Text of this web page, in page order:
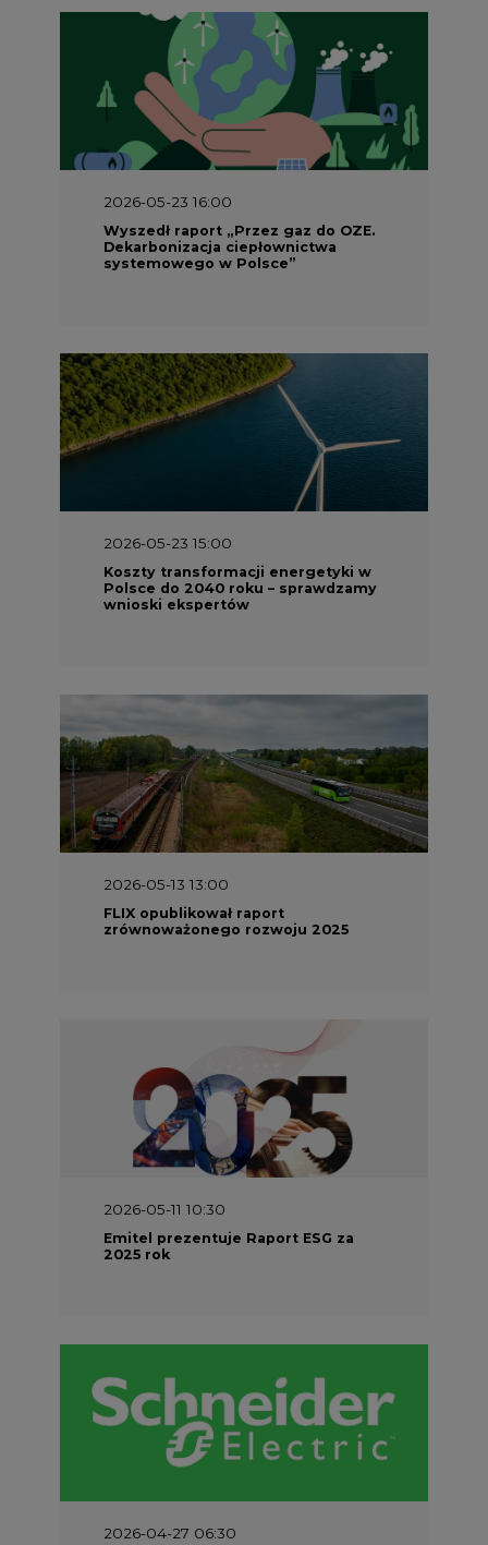
2026-05-23 16:00
Wyszedł raport „Przez gaz do OZE.
Dekarbonizacja ciepłownictwa
systemowego w Polsce”
2026-05-23 15:00
Koszty transformacji energetyki w
Polsce do 2040 roku – sprawdzamy
wnioski ekspertów
2026-05-13 13:00
FLIX opublikował raport
zrównoważonego rozwoju 2025
2026-05-11 10:30
Emitel prezentuje Raport ESG za
2025 rok
2026-04-27 06:30